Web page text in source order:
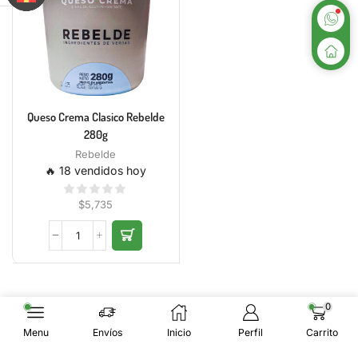
Queso Crema Clasico Rebelde
280g
Rebelde
🔥 18 vendidos hoy
$5,735
Menu Envíos Inicio Perfil
0
Carrito